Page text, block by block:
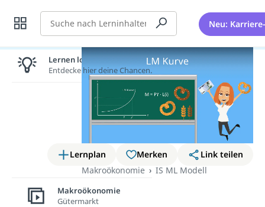
Suche Neu:
Lernplan Merken
Link teilen
Makroökonomie
IS ML Modell
LM Kurve
Lernen lohnt sich!
Entdecke hier deine Chancen.
Makroökonomie
Gütermarkt